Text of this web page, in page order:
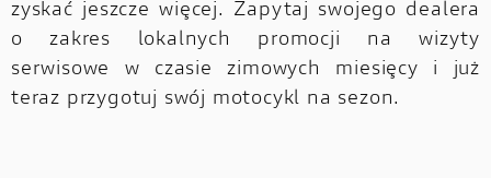
zyskać jeszcze więcej. Zapytaj swojego dealera
o zakres lokalnych promocji na wizyty
serwisowe w czasie zimowych miesięcy i już
teraz przygotuj swój motocykl na sezon.